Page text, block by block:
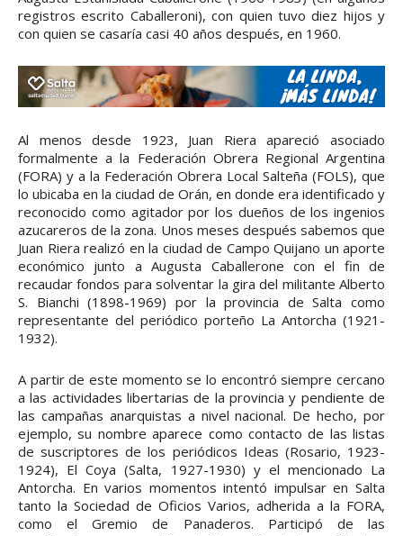
registros escrito Caballeroni), con quien tuvo diez hijos y
con quien se casaría casi 40 años después, en 1960.
Al menos desde 1923, Juan Riera apareció asociado
formalmente a la Federación Obrera Regional Argentina
(FORA) y a la Federación Obrera Local Salteña (FOLS), que
lo ubicaba en la ciudad de Orán, en donde era identificado y
reconocido como agitador por los dueños de los ingenios
azucareros de la zona. Unos meses después sabemos que
Juan Riera realizó en la ciudad de Campo Quijano un aporte
económico junto a Augusta Caballerone con el fin de
recaudar fondos para solventar la gira del militante Alberto
S. Bianchi (1898-1969) por la provincia de Salta como
representante del periódico porteño La Antorcha (1921-
1932).
A partir de este momento se lo encontró siempre cercano
a las actividades libertarias de la provincia y pendiente de
las campañas anarquistas a nivel nacional. De hecho, por
ejemplo, su nombre aparece como contacto de las listas
de suscriptores de los periódicos Ideas (Rosario, 1923-
1924), El Coya (Salta, 1927-1930) y el mencionado La
Antorcha. En varios momentos intentó impulsar en Salta
tanto la Sociedad de Oficios Varios, adherida a la FORA,
como el Gremio de Panaderos. Participó de las